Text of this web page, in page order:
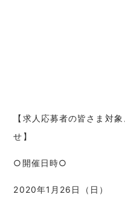
【求人応募者の皆さま対
せ】
○開催日時○
2020年1月26日（日）